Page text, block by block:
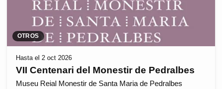
OTROS
Hasta el 2 oct 2026
VII Centenari del Monestir de Pedralbes
Museu Reial Monestir de Santa Maria de Pedralbes